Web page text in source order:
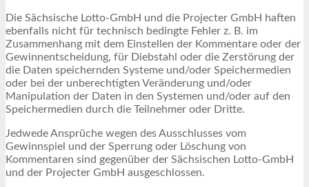
Die Sächsische Lotto-GmbH und die Projecter GmbH haften
ebenfalls nicht für technisch bedingte Fehler z. B. im
Zusammenhang mit dem Einstellen der Kommentare oder der
Gewinnentscheidung, für Diebstahl oder die Zerstörung der
die Daten speichernden Systeme und/oder Speichermedien
oder bei der unberechtigten Veränderung und/oder
Manipulation der Daten in den Systemen und/oder auf den
Speichermedien durch die Teilnehmer oder Dritte.
Jedwede Ansprüche wegen des Ausschlusses vom
Gewinnspiel und der Sperrung oder Löschung von
Kommentaren sind gegenüber der Sächsischen Lotto-GmbH
und der Projecter GmbH ausgeschlossen.